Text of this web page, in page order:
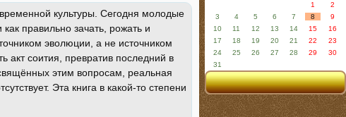
культуры. Сегодня молодые
правильно зачать, рожать и
эволюции, а не источником
акт соития, превратив последний в
этим вопросам, реальная
Эта книга в какой-то степени
1
2
3
4 5 6 7 8
9
10
11 12 13 14 15
16
17
18 19 20 21 22
23
24
25 26 27 28 29
30
31